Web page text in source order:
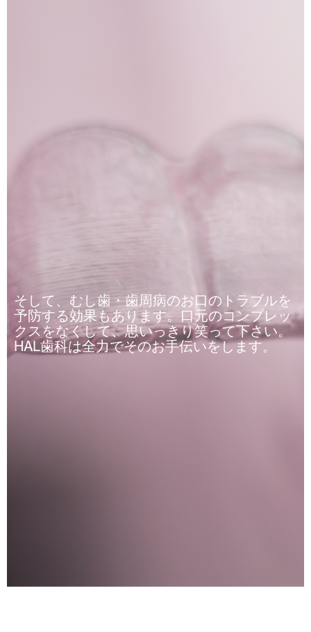
そして、むし歯・歯周病のお口のトラブルを
予防する効果もあります。口元のコンプレッ
クスをなくして、思いっきり笑って下さい。
HAL歯科は全力でそのお手伝いをします。